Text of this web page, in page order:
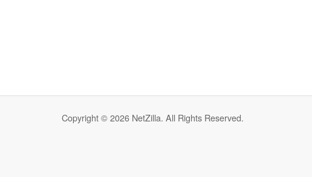
Copyright © 2026 NetZilla. All Rights Reserved.